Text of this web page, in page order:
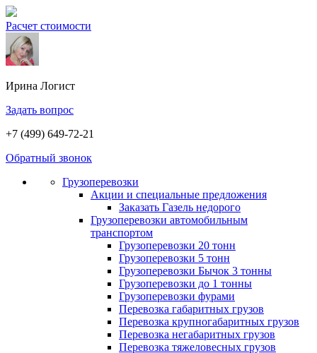
Расчет стоимости
Ирина Логист
Задать вопрос
+7 (499) 649-72-21
Обратный звонок
Грузоперевозки
Акции и специальные предложения
Заказать Газель недорого
Грузоперевозки автомобильным
транспортом
Грузоперевозки 20 тонн
Грузоперевозки 5 тонн
Грузоперевозки Бычок 3 тонны
Грузоперевозки до 1 тонны
Грузоперевозки фурами
Перевозка габаритных грузов
Перевозка крупногабаритных грузов
Перевозка негабаритных грузов
Перевозка тяжеловесных грузов